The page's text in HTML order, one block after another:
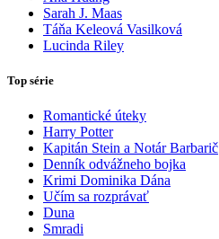
Sarah J. Maas
Táňa Keleová Vasilková
Lucinda Riley
Top série
Romantické úteky
Harry Potter
Kapitán Stein a Notár Barbarič
Denník odvážneho bojka
Krimi Dominika Dána
Učím sa rozprávať
Duna
Smradi